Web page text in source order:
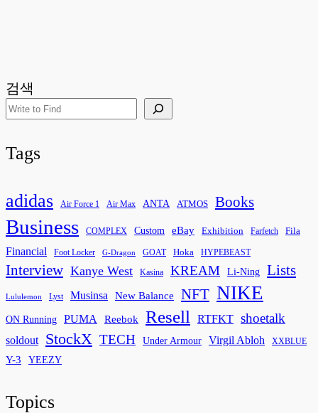
검색
Tags
adidas Air Force 1 Air Max ANTA ATMOS Books
Business COMPLEX Custom eBay Exhibition Farfetch Fila
Financial Foot Locker G-Dragon GOAT Hoka HYPEBEAST
Interview Kanye West Kasina KREAM Li-Ning Lists
Lululemon Lyst Musinsa New Balance NFT NIKE
ON Running PUMA Reebok Resell RTFKT shoetalk
soldout StockX TECH Under Armour Virgil Abloh XXBLUE
Y-3 YEEZY
Topics